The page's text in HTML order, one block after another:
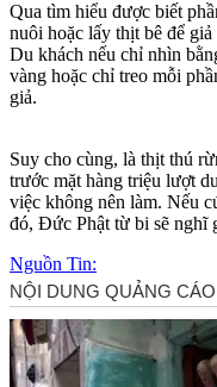
Qua tìm hiểu được biết
nuôi hoặc lấy thịt bê để
Du khách nếu chỉ nhìn
vàng hoặc chỉ treo mỗi
giả.
Suy cho cùng, là thịt thú
trước mặt hàng triệu lượt
việc không nên làm. Nếu
đó, Đức Phật từ bi sẽ nghĩ
Nguồn Tin: